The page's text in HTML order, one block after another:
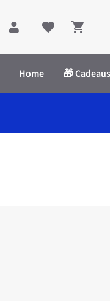
Home 🎁 Cadeaus